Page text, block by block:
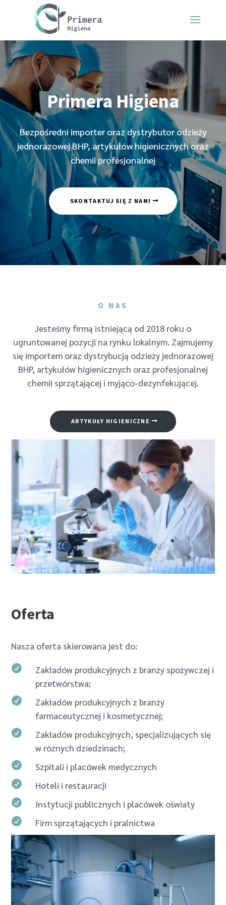
Primera Higiena
Bezpośredni importer oraz dystrybutor odzieży
jednorazowej BHP, artykułów higienicznych oraz
chemii profesjonalnej
SKONTAKTUJ SIĘ Z NAMI
O NAS
Jesteśmy firmą istniejącą od 2018 roku o
ugruntowanej pozycji na rynku lokalnym. Zajmujemy
się importem oraz dystrybucją odzieży jednorazowej
BHP, artykułów higienicznych oraz profesjonalnej
chemii sprzątającej i myjąco-dezynfekującej.
ARTYKUŁY HIGIENICZNE
Oferta
Nasza oferta skierowana jest do:

Zakładów produkcyjnych z branży spożywczej i
przetwórstwa;

Zakładów produkcyjnych z branży
farmaceutycznej i kosmetycznej;

Zakładów produkcyjnych, specjalizujących się
w różnych dziedzinach;
 Szpitali i placówek medycznych
 Hoteli i restauracji
 Instytucji publicznych i placówek oświaty
 Firm sprzątających i pralnictwa